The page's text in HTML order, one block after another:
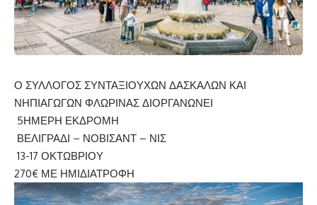
Ο ΣΥΛΛΟΓΟΣ ΣΥΝΤΑΞΙΟΥΧΩΝ ΔΑΣΚΑΛΩΝ ΚΑΙ
ΝΗΠΙΑΓΩΓΩΝ ΦΛΩΡΙΝΑΣ ΔΙΟΡΓΑΝΩΝΕΙ
5ΗΜΕΡΗ ΕΚΔΡΟΜΗ
ΒΕΛΙΓΡΑΔΙ – ΝΟΒΙΣΑΝΤ – ΝΙΣ
13-17 ΟΚΤΩΒΡΙΟΥ
270€ ΜΕ ΗΜΙΔΙΑΤΡΟΦΗ